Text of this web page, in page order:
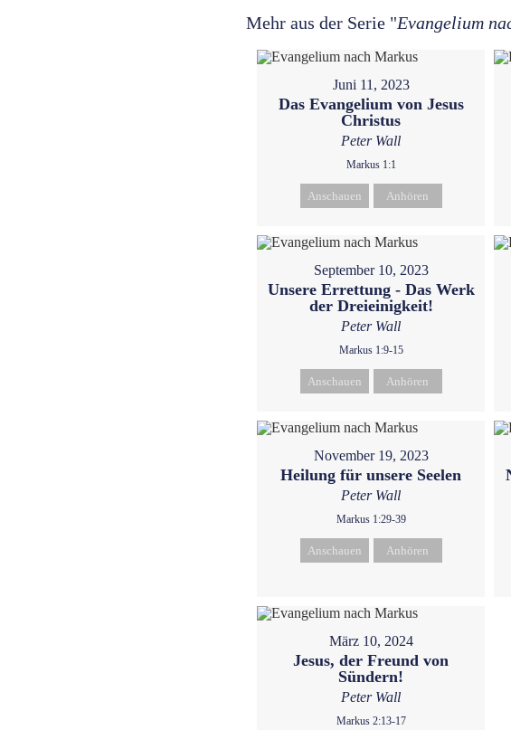
Mehr aus der Serie "Evangelium
Juni 11, 2023
Das Evangelium von Jesus
Christus
Peter Wall
Markus 1:1
Anschauen Anhören
September 10, 2023
Unsere Errettung - Das Werk
der Dreieinigkeit!
Peter Wall
Markus 1:9-15
Anschauen Anhören
November 19, 2023
Heilung für unsere Seelen
Peter Wall
Markus 1:29-39
Anschauen Anhören
März 10, 2024
Jesus, der Freund von
Sündern!
Peter Wall
Markus 2:13-17